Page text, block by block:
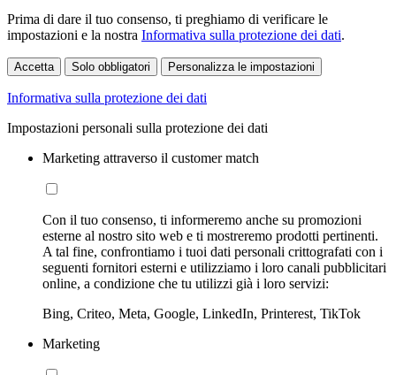
Prima di dare il tuo consenso, ti preghiamo di verificare le
impostazioni e la nostra Informativa sulla protezione dei dati.
Accetta Solo obbligatori Personalizza le impostazioni
Informativa sulla protezione dei dati
Impostazioni personali sulla protezione dei dati
Marketing attraverso il customer match
Con il tuo consenso, ti informeremo anche su promozioni
esterne al nostro sito web e ti mostreremo prodotti pertinenti.
A tal fine, confrontiamo i tuoi dati personali crittografati con i
seguenti fornitori esterni e utilizziamo i loro canali pubblicitari
online, a condizione che tu utilizzi già i loro servizi:
Bing, Criteo, Meta, Google, LinkedIn, Printerest, TikTok
Marketing